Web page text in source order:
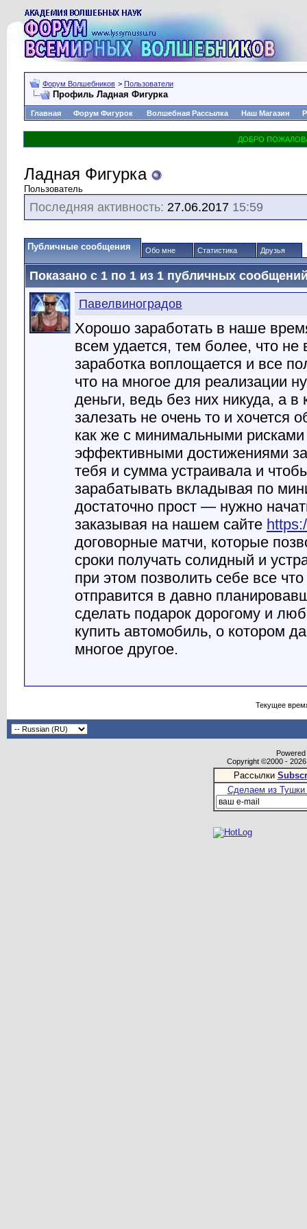
Форум Волшебников > Пользователи
Профиль Ладная Фигурка
Главная Форум Фигурок Волшебная Рассылка Наш Магазин
Ладная Фигурка
Пользователь
Последняя активность: 27.06.2017 15:59
Публичные сообщения Обо мне Статистика Друзья
Показано с 1 по 1 из 1 публичных
Павелвиноградов
Хорошо заработать в наше
всем удается, тем более, что не
заработка воплощается и все
что на многое для реализации
деньги, ведь без них никуда, а в
залезать не очень то и хочется
как же с минимальными
эффективными достижениями
тебя и сумма устраивала и
зарабатывать вкладывая по
достаточно прост — нужно
заказывая на нашем сайте
договорные матчи, которые
сроки получать солидный и
при этом позволить себе все
отправится в давно
сделать подарок дорогому и
купить автомобиль, о котором
многое другое.
Текущее
Copyright ©2000 -
Рассылки
Сделаем из Тушки